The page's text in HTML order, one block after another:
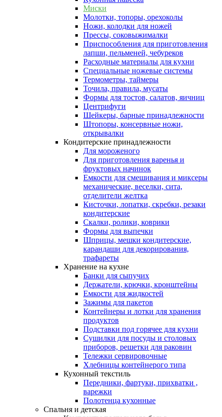
Миски
Молотки, топоры, орехоколы
Ножи, колодки для ножей
Прессы, соковыжималки
Приспособления для приготовления
лапши, пельменей, чебуреков
Расходные материалы для кухни
Специальные ножевые системы
Термометры, таймеры
Точила, правила, мусаты
Формы для тостов, салатов, яичниц
Центрифуги
Шейкеры, барные принадлежности
Штопоры, консервные ножи,
открывалки
Кондитерские принадлежности
Для мороженого
Для приготовления варенья и
фруктовых начинок
Емкости для смешивания и миксеры
механические, веселки, сита,
отделители желтка
Кисточки, лопатки, скребки, резаки
кондитерские
Скалки, ролики, коврики
Формы для выпечки
Шприцы, мешки кондитерские,
карандаши для декорирования,
трафареты
Хранение на кухне
Банки для сыпучих
Держатели, крючки, кронштейны
Емкости для жидкостей
Зажимы для пакетов
Контейнеры и лотки для хранения
продуктов
Подставки под горячее для кухни
Сушилки для посуды и столовых
приборов, решетки для раковин
Тележки сервировочные
Хлебницы контейнерого типа
Кухонный текстиль
Передники, фартуки, прихватки ,
варежки
Полотенца кухонные
Спальня и детская